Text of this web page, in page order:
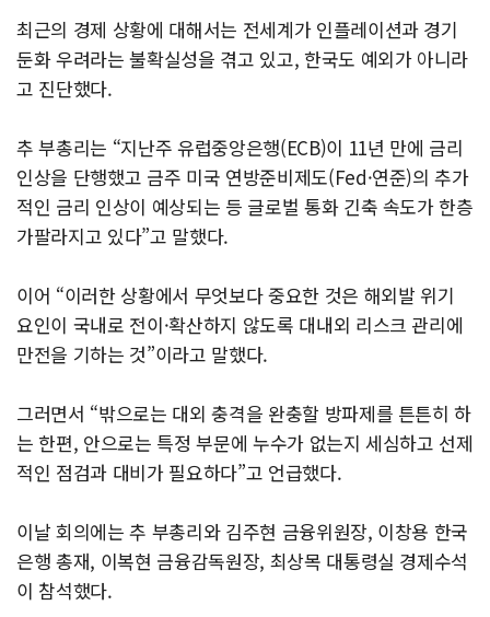
최근의 경제 상황에 대해서는 전세계가 인플레이션과 경기
둔화 우려라는 불확실성을 겪고 있고, 한국도 예외가 아니라
고 진단했다.
추 부총리는 “지난주 유럽중앙은행(ECB)이 11년 만에 금리
인상을 단행했고 금주 미국 연방준비제도(Fed·연준)의 추가
적인 금리 인상이 예상되는 등 글로벌 통화 긴축 속도가 한층
가팔라지고 있다”고 말했다.
이어 “이러한 상황에서 무엇보다 중요한 것은 해외발 위기
요인이 국내로 전이·확산하지 않도록 대내외 리스크 관리에
만전을 기하는 것”이라고 말했다.
그러면서 “밖으로는 대외 충격을 완충할 방파제를 튼튼히 하
는 한편, 안으로는 특정 부문에 누수가 없는지 세심하고 선제
적인 점검과 대비가 필요하다”고 언급했다.
이날 회의에는 추 부총리와 김주현 금융위원장, 이창용 한국
은행 총재, 이복현 금융감독원장, 최상목 대통령실 경제수석
이 참석했다.